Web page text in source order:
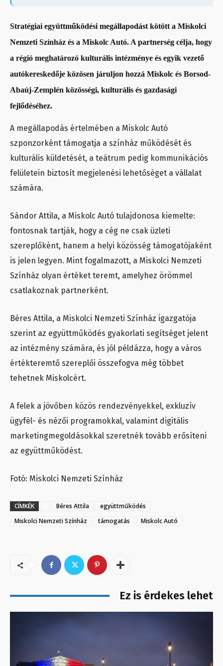
Stratégiai együttműködési megállapodást kötött a Miskolci
Nemzeti Színház és a Miskolc Autó. A partnerség célja, hogy
a régió meghatározó kulturális intézménye és egyik vezető
autókereskedője közösen járuljon hozzá Miskolc és Borsod-
Abaúj-Zemplén közösségi, kulturális és gazdasági
fejlődéséhez.
A megállapodás értelmében a Miskolc Autó
szponzorként támogatja a színház működését és
kulturális küldetését, a teátrum pedig kommunikációs
felületein biztosít megjelenési lehetőséget a vállalat
számára.
Sándor Attila, a Miskolc Autó tulajdonosa kiemelte:
fontosnak tartják, hogy a cég ne csak üzleti
szereplőként, hanem a helyi közösség támogatójaként
is jelen legyen. Mint fogalmazott, a Miskolci Nemzeti
Színház olyan értéket teremt, amelyhez örömmel
csatlakoznak partnerként.
Béres Attila, a Miskolci Nemzeti Színház igazgatója
szerint az együttműködés gyakorlati segítséget jelent
az intézmény számára, és jól példázza, hogy a város
értékteremtő szereplői összefogva még többet
tehetnek Miskolcért.
A felek a jövőben közös rendezvényekkel, exkluzív
ügyfél- és nézői programokkal, valamint digitális
marketingmegoldásokkal szeretnék tovább erősíteni
az együttműködést.
Fotó: Miskolci Nemzeti Színház
CÍMKÉK Béres Attila
együttműködés
Miskolci Nemzeti Színház
támogatás Miskolc Autó
Ez is érdekes lehet